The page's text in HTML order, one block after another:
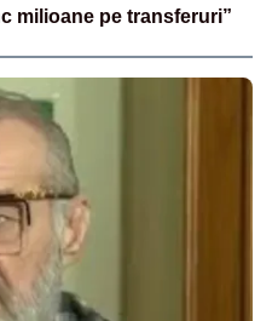
milioane pe transferuri”